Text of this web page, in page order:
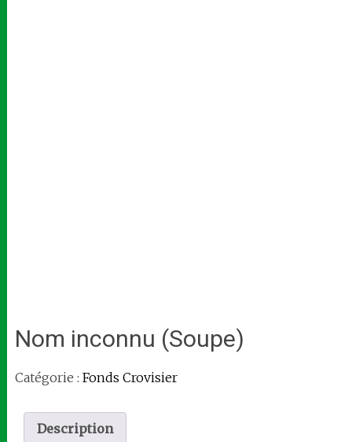
Nom inconnu (Soupe)
Catégorie : Fonds Crovisier
Description